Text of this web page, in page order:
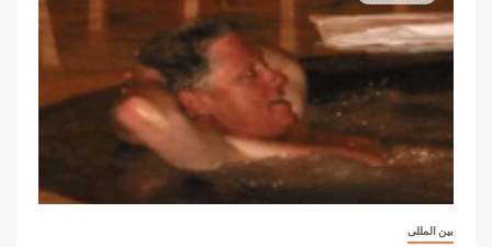
بین المللی